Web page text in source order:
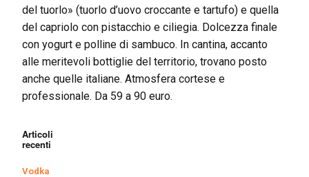
del tuorlo» (tuorlo d’uovo croccante e tartufo) e quella
del capriolo con pistacchio e ciliegia. Dolcezza finale
con yogurt e polline di sambuco. In cantina, accanto
alle meritevoli bottiglie del territorio, trovano posto
anche quelle italiane. Atmosfera cortese e
professionale. Da 59 a 90 euro.
Articoli
recenti
Vodka